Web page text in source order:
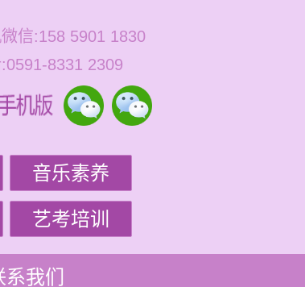
信:158 5901 1830
8331 2309
音乐素养
艺考培训
系我们